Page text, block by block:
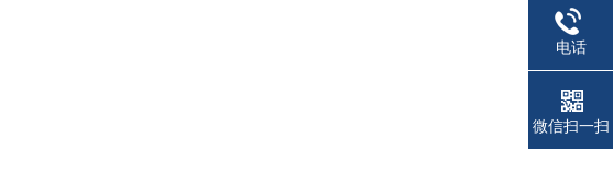
电话
微信扫一扫